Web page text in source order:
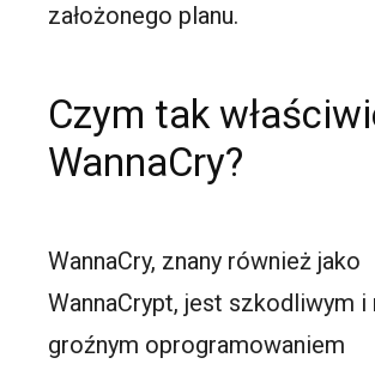
założonego planu.
Czym tak
WannaCry?
WannaCry, znany również jako
WannaCrypt, jest szkodliwym i
groźnym oprogramowaniem